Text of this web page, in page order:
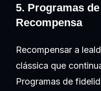
5. Programas
Recompensa
Recompensar a
clássica que
Programas de